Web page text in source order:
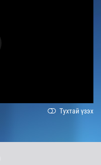
Тухтай үзэх